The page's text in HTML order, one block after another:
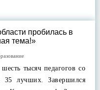
пробилась в
тема!»
тысяч педагогов со
лучших. Завершился